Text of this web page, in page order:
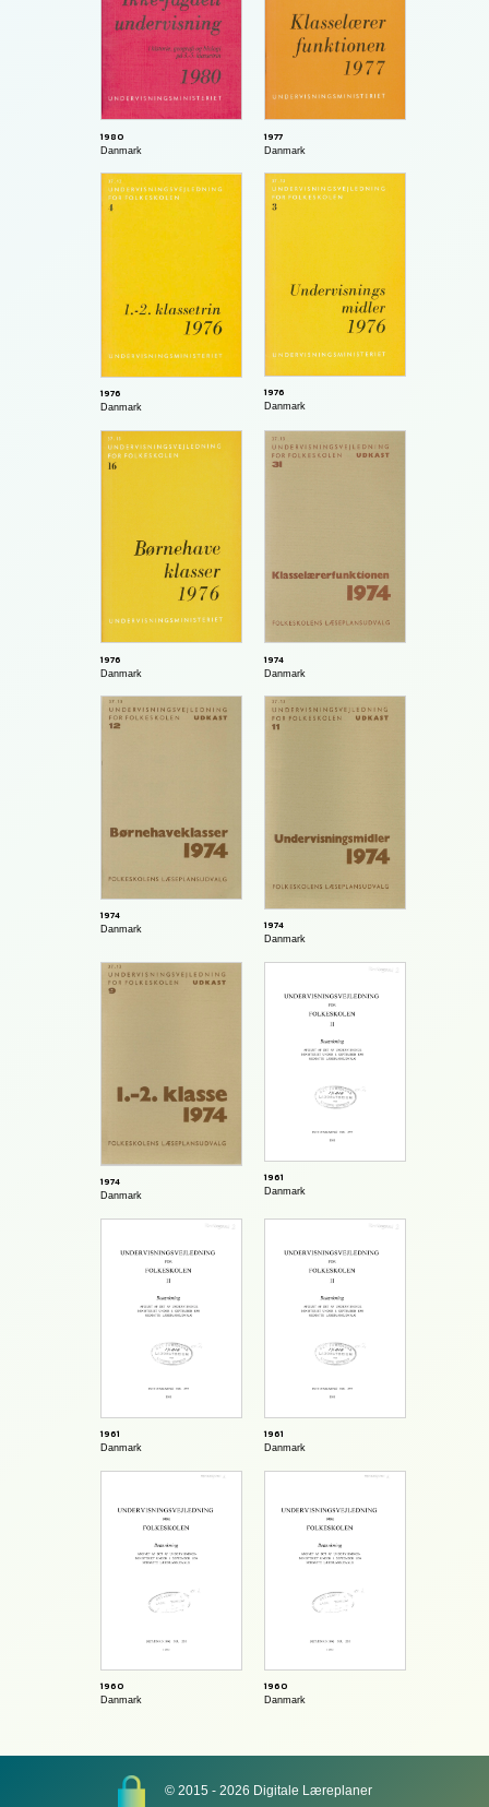
1980
Danmark
1977
Danmark
1976
Danmark
1976
Danmark
1976
Danmark
1974
Danmark
1974
Danmark 1974
Danmark
1974
Danmark
1961
Danmark
1961
Danmark
1961
Danmark
1960
Danmark
1960
Danmark
© 2015 - 2026 Digitale Læreplaner